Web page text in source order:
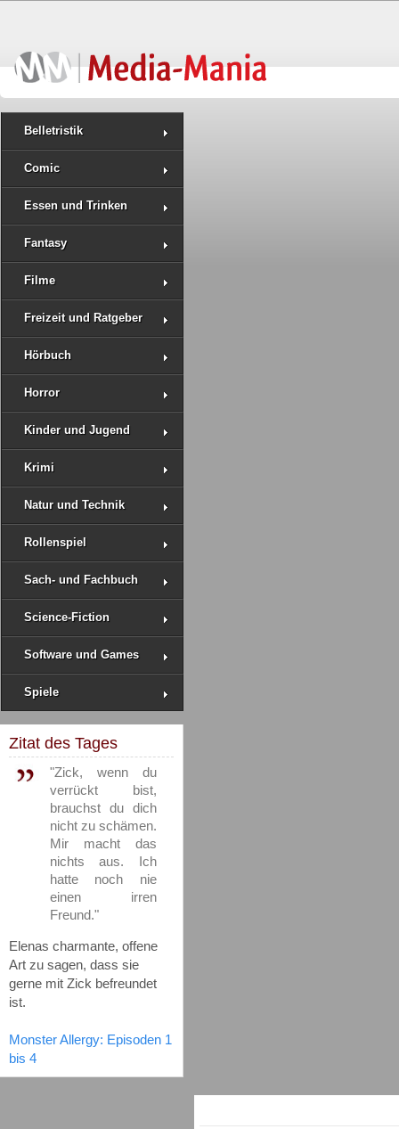
Belletristik
Comic
Essen und Trinken
Fantasy
Filme
Freizeit und Ratgeber
Hörbuch
Horror
Kinder und Jugend
Krimi
Natur und Technik
Rollenspiel
Sach- und Fachbuch
Science-Fiction
Software und Games
Spiele
Zitat des Tages
"Zick, wenn du
verrückt bist,
brauchst du dich
nicht zu schämen.
Mir macht das
nichts aus. Ich
hatte noch nie
einen irren
Freund."
Elenas charmante, offene
Art zu sagen, dass sie
gerne mit Zick befreundet
ist.
Monster Allergy: Episoden 1
bis 4